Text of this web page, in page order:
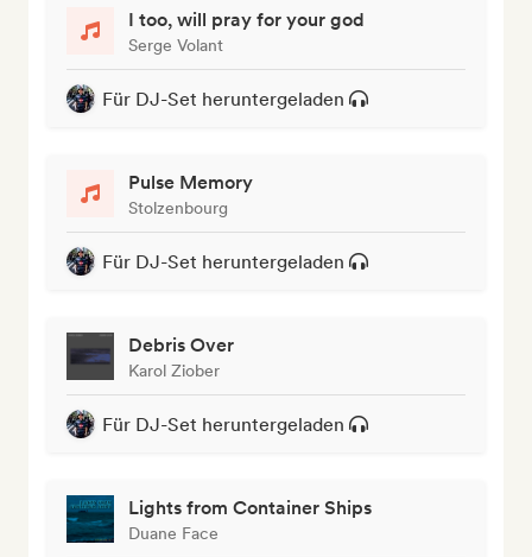
I too, will pray for your god
Serge Volant
Für DJ-Set heruntergeladen
Pulse Memory
Stolzenbourg
Für DJ-Set heruntergeladen
Debris Over
Karol Ziober
Für DJ-Set heruntergeladen
Lights from Container Ships
Duane Face